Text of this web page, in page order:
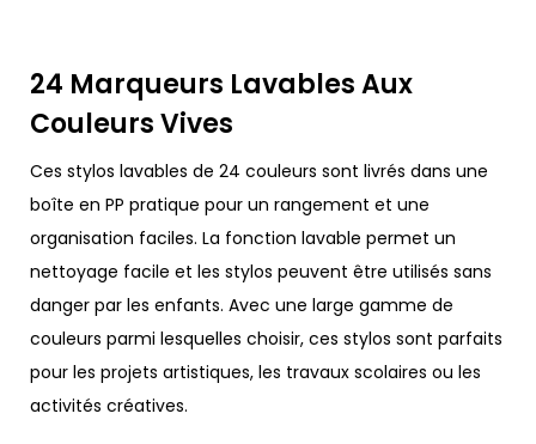
24 Marqueurs Lavables Aux
Couleurs Vives
Ces stylos lavables de 24 couleurs sont livrés dans une
boîte en PP pratique pour un rangement et une
organisation faciles. La fonction lavable permet un
nettoyage facile et les stylos peuvent être utilisés sans
danger par les enfants. Avec une large gamme de
couleurs parmi lesquelles choisir, ces stylos sont parfaits
pour les projets artistiques, les travaux scolaires ou les
activités créatives.